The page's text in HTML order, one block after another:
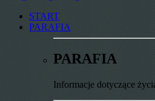
START
PARAFIA
PARAFIA
Informacje dotyczące